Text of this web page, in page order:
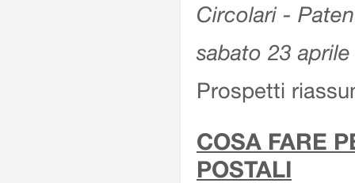
Circolari -
sabato 23
Prospetti
COSA FARE
POSTALI